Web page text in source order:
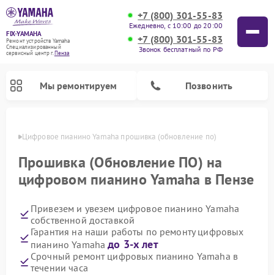
FIX-YAMAHA
Ремонт устройств Yamaha
Специализированный
cервисный центр г.Пенза
+7 (800) 301-55-83
Ежедневно, с 10:00 до 20:00
+7 (800) 301-55-83
Звонок бесплатный по РФ
Мы ремонтируем Позвонить
Цифровое пианино Yamaha прошивка (обновление по)
Прошивка (Обновление ПО) на
цифровом пианино Yamaha в Пензе
Привезем и увезем цифровое пианино Yamaha
собственной доставкой
Гарантия на наши работы по ремонту цифровых
пианино Yamahaдо 3-х лет
Срочный ремонт цифровых пианино Yamaha в
течении часа